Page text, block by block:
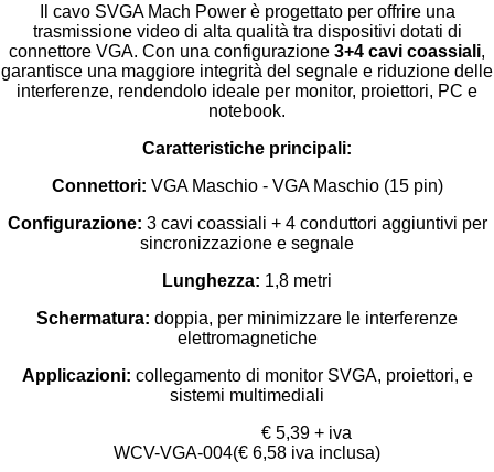
Il cavo SVGA Mach Power è progettato per offrire una
trasmissione video di alta qualità tra dispositivi dotati di
connettore VGA. Con una configurazione 3+4 cavi coassiali,
garantisce una maggiore integrità del segnale e riduzione delle
interferenze, rendendolo ideale per monitor, proiettori, PC e
notebook.
Caratteristiche principali:
Connettori: VGA Maschio - VGA Maschio (15 pin)
Configurazione: 3 cavi coassiali + 4 conduttori aggiuntivi per
sincronizzazione e segnale
Lunghezza: 1,8 metri
Schermatura: doppia, per minimizzare le interferenze
elettromagnetiche
Applicazioni: collegamento di monitor SVGA, proiettori, e
sistemi multimediali
WCV-VGA-004
€ 5,39 + iva
(€ 6,58 iva inclusa)